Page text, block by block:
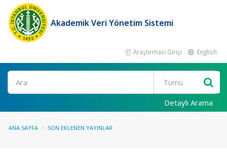
Akademik Veri Yönetim Sistemi
Araştırmacı Girişi English
Ara
Detaylı Arama
ANA SAYFA SON EKLENEN YAYINLAR